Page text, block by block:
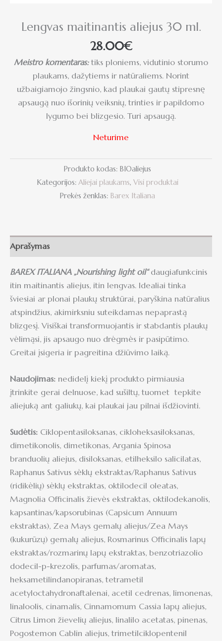
Lengvas maitinantis aliejus 30 ml.
28.00€
Meistro komentaras:tiks ploniems, vidutinio storumo
plaukams, dažytiems ir natūraliems. Norint
užbaigiamojo žingsnio, kad plaukai gautų stipresnę
apsaugą nuo išorinių veiksnių, trinties ir papildomo
lygumo bei blizgesio. Turi apsaugą.
Neturime
Produkto kodas: BIOaliejus
Kategorijos: Aliejai plaukams, Visi produktai
Prekės ženklas: Barex Italiana
Aprašymas
BAREX ITALIANA „Nourishing light oil“daugiafunkcinis
itin maitinantis aliejus, itin lengvas. Idealiai tinka
šviesiai ar plonai plaukų struktūrai, paryškina natūralius
atspindžius, akimirksniu suteikdamas nepaprastą
blizgesį. Visiškai transformuojantis ir stabdantis plaukų
vėlimąsi, jis apsaugo nuo drėgmės ir pasipūtimo.
Greitai įsigeria ir pagreitina džiūvimo laiką.
Naudojimas: nedidelį kiekį produkto pirmiausia
įtrinkite gerai delnuose, kad sušiltų, tuomet tepkite
aliejuką ant galiukų, kai plaukai jau pilnai išdžiovinti.
Sudėtis: Ciklopentasiloksanas, cikloheksasiloksanas,
dimetikonolis, dimetikonas, Argania Spinosa
branduolių aliejus, disiloksanas, etilheksilo salicilatas,
Raphanus Sativus sėklų ekstraktas/Raphanus Sativus
(ridikėlių) sėklų ekstraktas, oktilodecil oleatas,
Magnolia Officinalis žievės ekstraktas, oktilodekanolis,
kapsantinas/kapsorubinas (Capsicum Annuum
ekstraktas), Zea Mays gemalų aliejus/Zea Mays
(kukurūzų) gemalų aliejus, Rosmarinus Officinalis lapų
ekstraktas/rozmarinų lapų ekstraktas, benzotriazolio
dodecil-p-krezolis, parfumas/aromatas,
heksametilindanopiranas, tetrametil
acetyloctahydronaftalenai, acetil cedrenas, limonenas,
linaloolis, cinamalis, Cinnamomum Cassia lapų aliejus,
Citrus Limon žievelių aliejus, linalilo acetatas, pinenas,
Pogostemon Cablin aliejus, trimetilciklopentenil